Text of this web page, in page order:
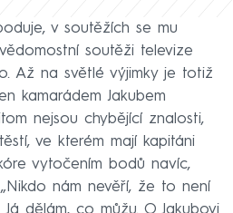
v soutěžích se mu
soutěži televize
Až na světlé výjimky je totiž
kamarádem Jakubem
nejsou chybějící znalosti,
ve kterém mají kapitáni
vytočením bodů navíc,
nám nevěří, že to není
dělám, co můžu. O Jakubovi